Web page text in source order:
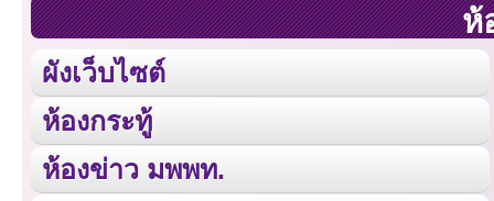
ห้
ผังเว็บไซต์
ห้องกระทู้
ห้องข่าว มพพท.